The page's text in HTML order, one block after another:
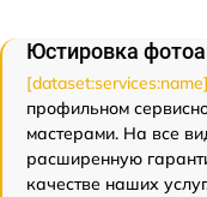
Юстировка
профильном
мастерами. На все
расширенную
качестве наших